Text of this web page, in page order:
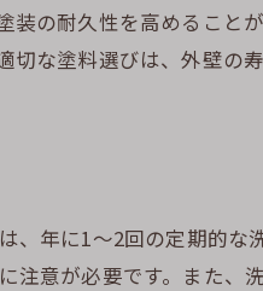
装の耐久性を高めること
切な塗料選びは、外壁の
、年に1〜2回の定期的な
注意が必要です。また、